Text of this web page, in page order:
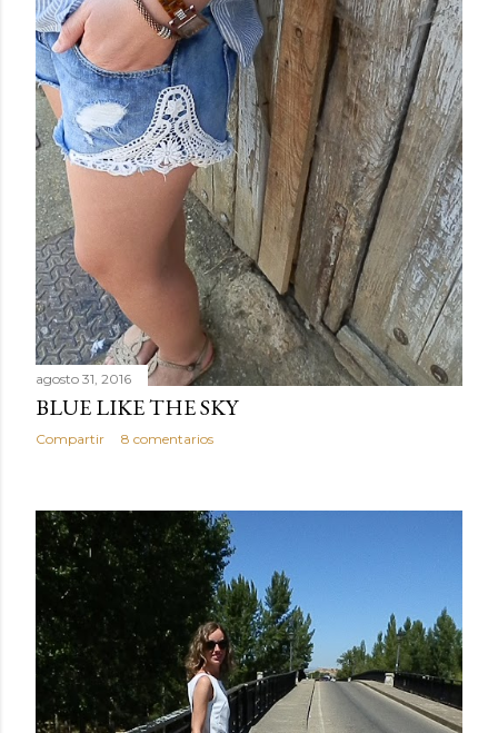
a
s
agosto 31, 2016
BLUE LIKE THE SKY
Compartir 8 comentarios